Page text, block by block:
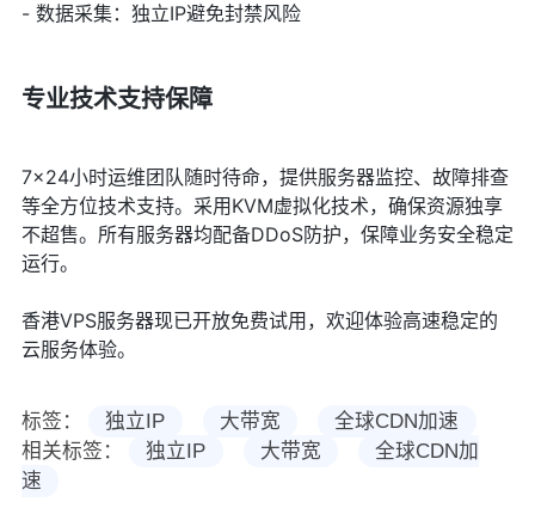
- 数据采集：独立IP避免封禁风险
专业技术支持保障
7×24小时运维团队随时待命，提供服务器监控、故障排查
等全方位技术支持。采用KVM虚拟化技术，确保资源独享
不超售。所有服务器均配备DDoS防护，保障业务安全稳定
运行。
香港VPS服务器现已开放免费试用，欢迎体验高速稳定的
云服务体验。
标签： 独立IP 大带宽
全球CDN加速
相关标签：
独立IP 大带宽
全球CDN加
速